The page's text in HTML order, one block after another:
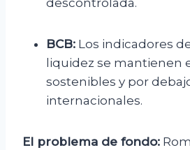
descontrolada.
BCB: Los indicadores
liquidez se mantienen
sostenibles y por
internacionales.
El problema de fondo: